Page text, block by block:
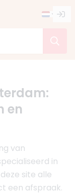
en
van
in
site alle
een afspraak.